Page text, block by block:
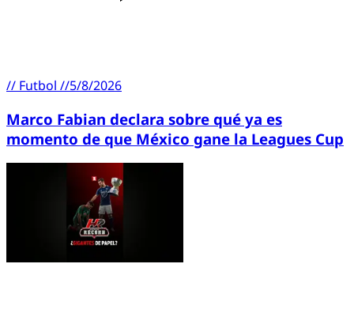
// Futbol //5/8/2026
Marco Fabian declara sobre qué ya es
momento de que México gane la Leagues Cup